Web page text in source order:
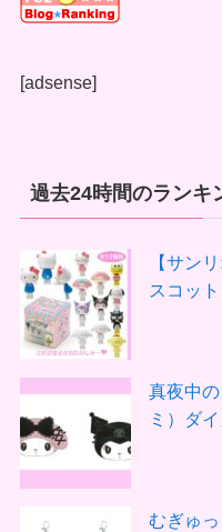
[adsense]
過去24時間のランキ
【サン
スコット
真夜中
ミ）ダ
むぎゅ